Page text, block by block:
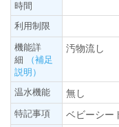
時間
利用制限
機能詳
細
（補足
説明）
汚物流し
温水機能 無し
特記事項 ベビーシー